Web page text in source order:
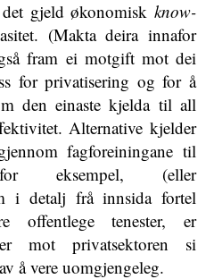
gjeld økonomisk know-
(Makta deira innafor
fram ei motgift mot dei
for privatisering og for å
den einaste kjelda til all
Alternative kjelder
fagforeiningane til
for eksempel, (eller
i detalj frå innsida fortel
offentlege tenester, er
mot privatsektoren si
å vere uomgjengeleg.